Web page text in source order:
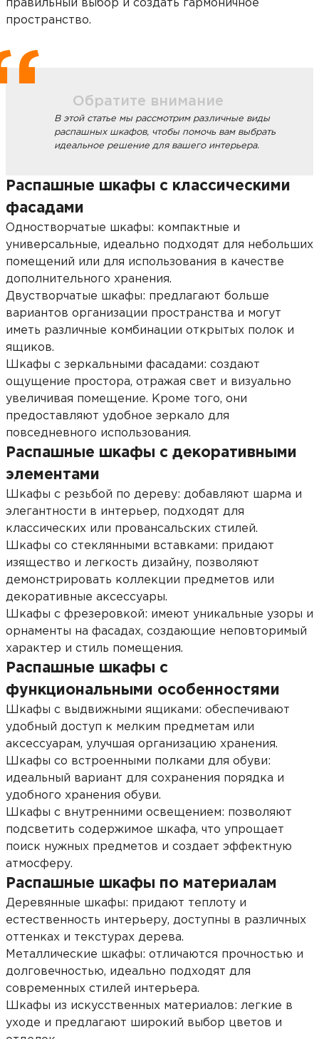
правильный выбор и создать гармоничное
пространство.
Обратите внимание
В этой статье мы рассмотрим различные виды
распашных шкафов, чтобы помочь вам выбрать
идеальное решение для вашего интерьера.
Распашные шкафы с классическими
фасадами
Одностворчатые шкафы: компактные и
универсальные, идеально подходят для небольших
помещений или для использования в качестве
дополнительного хранения.
Двустворчатые шкафы: предлагают больше
вариантов организации пространства и могут
иметь различные комбинации открытых полок и
ящиков.
Шкафы с зеркальными фасадами: создают
ощущение простора, отражая свет и визуально
увеличивая помещение. Кроме того, они
предоставляют удобное зеркало для
повседневного использования.
Распашные шкафы с декоративными
элементами
Шкафы с резьбой по дереву: добавляют шарма и
элегантности в интерьер, подходят для
классических или провансальских стилей.
Шкафы со стеклянными вставками: придают
изящество и легкость дизайну, позволяют
демонстрировать коллекции предметов или
декоративные аксессуары.
Шкафы с фрезеровкой: имеют уникальные узоры и
орнаменты на фасадах, создающие неповторимый
характер и стиль помещения.
Распашные шкафы с
функциональными особенностями
Шкафы с выдвижными ящиками: обеспечивают
удобный доступ к мелким предметам или
аксессуарам, улучшая организацию хранения.
Шкафы со встроенными полками для обуви:
идеальный вариант для сохранения порядка и
удобного хранения обуви.
Шкафы с внутренними освещением: позволяют
подсветить содержимое шкафа, что упрощает
поиск нужных предметов и создает эффектную
атмосферу.
Распашные шкафы по материалам
Деревянные шкафы: придают теплоту и
естественность интерьеру, доступны в различных
оттенках и текстурах дерева.
Металлические шкафы: отличаются прочностью и
долговечностью, идеально подходят для
современных стилей интерьера.
Шкафы из искусственных материалов: легкие в
уходе и предлагают широкий выбор цветов и